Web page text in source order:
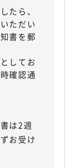
たら、
ただい
書を郵
してお
確認通
は2週
お受け